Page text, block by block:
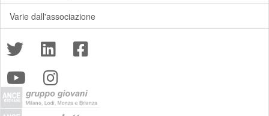
Varie dall'associazione